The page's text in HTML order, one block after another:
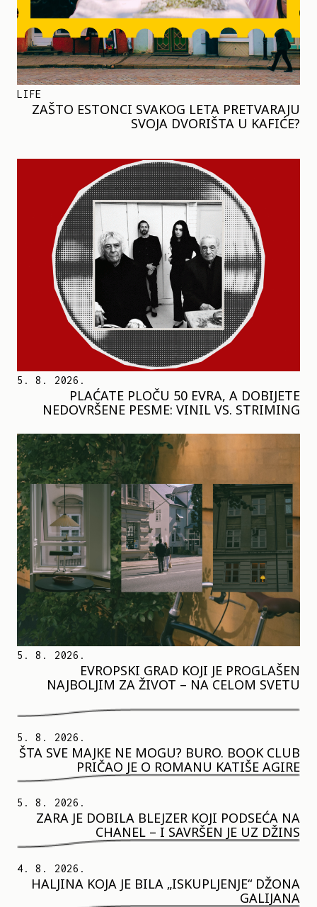
LIFE
ZAŠTO ESTONCI SVAKOG LETA PRETVARAJU
SVOJA DVORIŠTA U KAFIĆE?
5. 8. 2026.
PLAĆATE PLOČU 50 EVRA, A DOBIJETE
NEDOVRŠENE PESME: VINIL VS. STRIMING
5. 8. 2026.
EVROPSKI GRAD KOJI JE PROGLAŠEN
NAJBOLJIM ZA ŽIVOT – NA CELOM SVETU
5. 8. 2026.
ŠTA SVE MAJKE NE MOGU? BURO. BOOK CLUB
PRIČAO JE O ROMANU KATIŠE AGIRE
5. 8. 2026.
ZARA JE DOBILA BLEJZER KOJI PODSEĆA NA
CHANEL – I SAVRŠEN JE UZ DŽINS
4. 8. 2026.
HALJINA KOJA JE BILA „ISKUPLJENJE“ DŽONA
GALIJANA